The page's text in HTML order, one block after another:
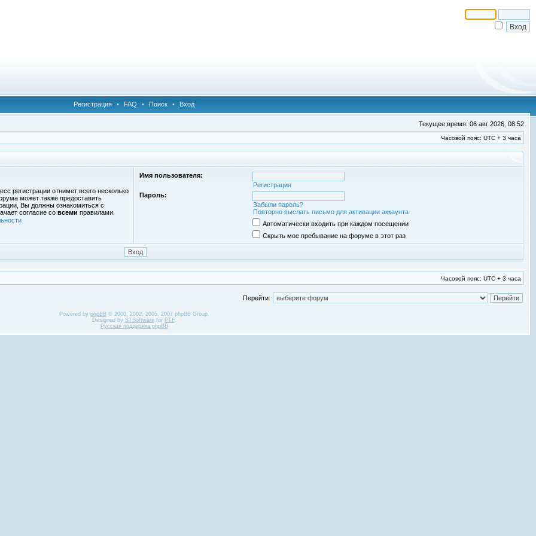
Регистрация • FAQ • Поиск • Вход
Текущее время: 06 авг 2026, 08:52
Часовой пояс: UTC + 3 часа
регистрации отнимет всего несколько
может также предоставить
Вы должны ознакомиться с
согласие со всеми правилами.
Имя пользователя:
Регистрация
Пароль:
Забыли пароль?
Повторно выслать письмо для активации аккаунта
Автоматически входить при каждом посещении
Скрыть мое пребывание на форуме в этот раз
Часовой пояс: UTC + 3 часа
Перейти:
Powered by phpBB© 2000, 2002, 2005, 2007 phpBB Group.
Designed by STSoftwarefor PTF.
Русская поддержка phpBB